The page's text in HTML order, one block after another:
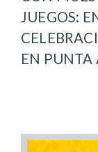
JUEGOS:
EN PUNTA